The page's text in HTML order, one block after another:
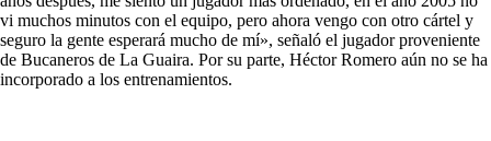
vi muchos minutos con el equipo, pero ahora vengo con otro cártel y
seguro la gente esperará mucho de mí», señaló el jugador proveniente
de Bucaneros de La Guaira. Por su parte, Héctor Romero aún no se ha
incorporado a los entrenamientos.